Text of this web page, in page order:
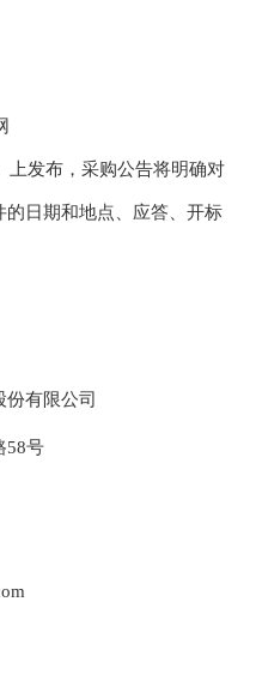
上发布，采购公告将明确对
日期和地点、应答、开标
份有限公司
58号